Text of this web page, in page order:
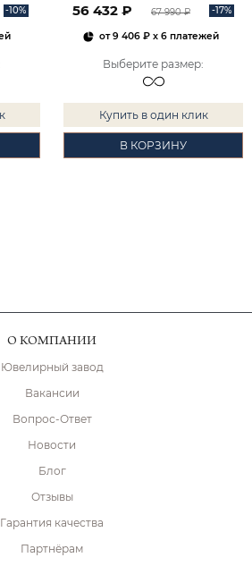
-10% 56 432 ₽ 67 990 ₽ -17%
от9 406 ₽x 6 платежей
Выберите размер:
Купить в один клик
В КОРЗИНУ
О КОМПАНИИ
Ювелирный завод
Вакансии
Вопрос-Ответ
Новости
Блог
Отзывы
Гарантия качества
Партнёрам